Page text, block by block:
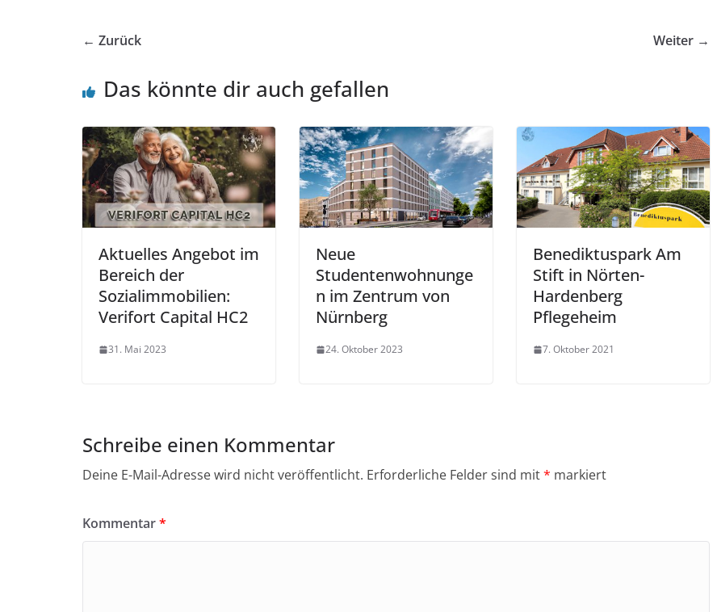
← Zurück Weiter →
Das könnte dir auch gefallen
Aktuelles Angebot im
Bereich der
Sozialimmobilien:
Verifort Capital HC2
31. Mai 2023
Neue
Studentenwohnunge
n im Zentrum von
Nürnberg
24. Oktober 2023
Benediktuspark Am
Stift in Nörten-
Hardenberg
Pflegeheim
7. Oktober 2021
Schreibe einen Kommentar
Deine E-Mail-Adresse wird nicht veröffentlicht. Erforderliche Felder sind mit* markiert
Kommentar*